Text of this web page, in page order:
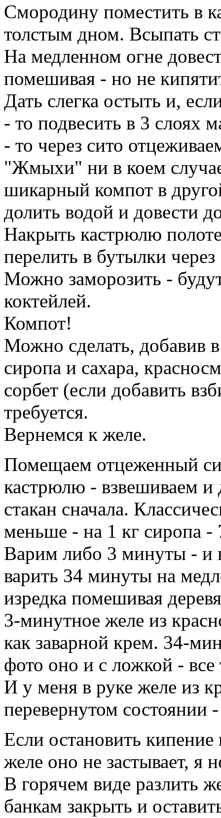
Смородину поместить в
толстым дном. Всыпать
На медленном огне
помешивая - но не
Дать слегка остыть и,
- то подвесить в 3 слоях
- то через сито
"Жмыхи" ни в коем
шикарный компот в
долить водой и довести
Накрыть кастрюлю
перелить в бутылки
Можно заморозить -
коктейлей.
Компот!
Можно сделать, добавив
сиропа и сахара,
сорбет (если добавить
требуется.
Вернемся к желе.
Помещаем отцеженный
кастрюлю - взвешиваем и
стакан сначала.
меньше - на 1 кг сиропа -
Варим либо 3 минуты - и
варить 34 минуты на
изредка помешивая
3-минутное желе из
как заварной крем. 34-
фото оно и с ложкой - все
И у меня в руке желе из
перевернутом состоянии
Если остановить
желе оно не застывает, я
В горячем виде разлить
банкам закрыть и